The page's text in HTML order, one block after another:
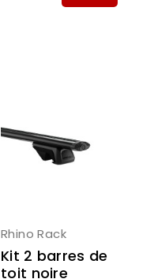
Rhino Rack
Kit 2 barres de
toit noire